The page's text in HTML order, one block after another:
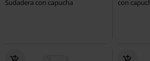
Sudadera con capucha
con